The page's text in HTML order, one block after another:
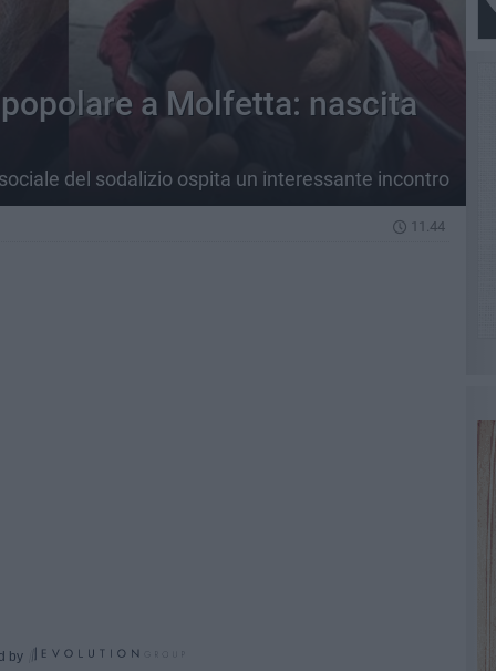
a Molfetta: nascita
del sodalizio ospita un interessante incontro
11.44
by